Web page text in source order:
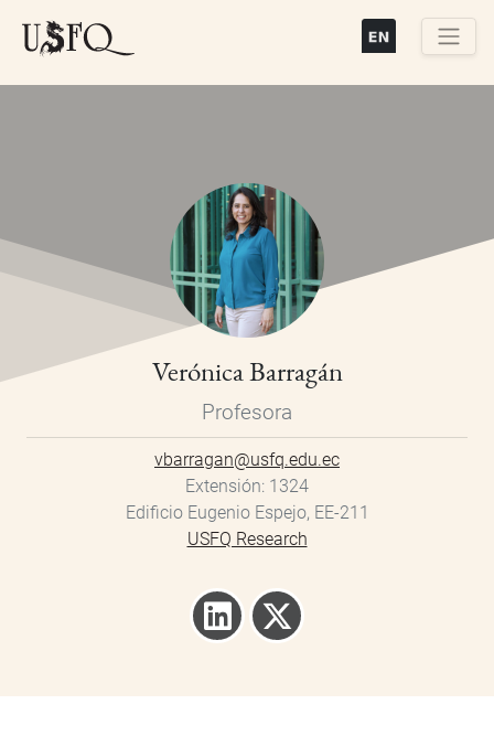
Verónica Barragán
Profesora
vbarragan@usfq.edu.ec
Extensión 1324
Edificio Eugenio Espejo, EE-211
USFQ Research